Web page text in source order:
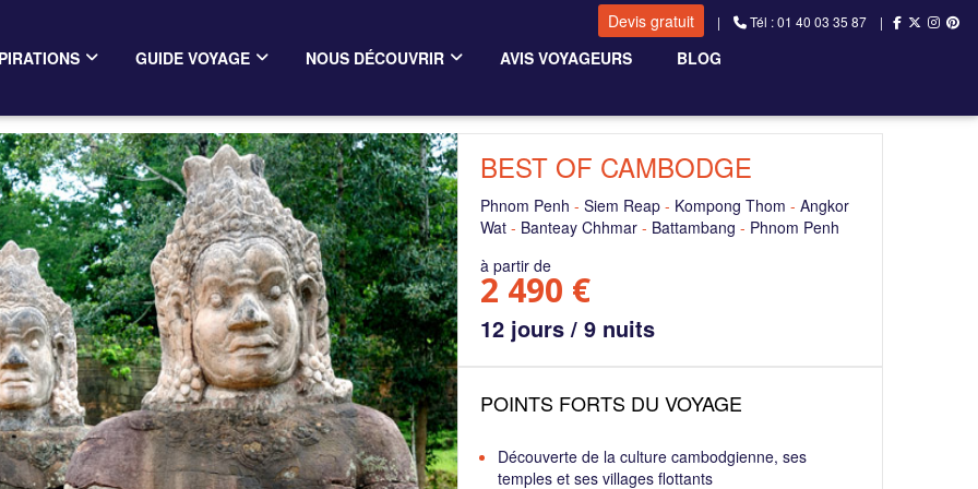
Devis gratuit | Tél : 01 40 03 35 87 |
GUIDE VOYAGE NOUS DÉCOUVRIR AVIS VOYAGEURS BLOG
BEST OF CAMBODGE
Phnom Penh - Siem Reap - Kompong Thom - Angkor
Wat - Banteay Chhmar - Battambang - Phnom Penh
à partir de
2 490 €
12 jours / 9 nuits
POINTS FORTS DU VOYAGE
Découverte de la culture cambodgienne, ses
temples et ses villages flottants